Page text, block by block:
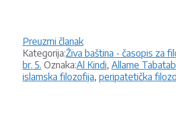
Preuzmi članak
Kategorija:Kategorije
Živa baština - časopis za
br. 5. Oznaka:Oznake
Al Kindi, Allame
islamska filozofija, peripatetička